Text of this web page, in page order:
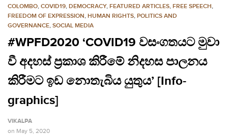
COLOMBO, COVID19, DEMOCRACY, FEATURED ARTICLES, FREE SPEECH,
FREEDOM OF EXPRESSION, HUMAN RIGHTS, POLITICS AND
GOVERNANCE, SOCIAL MEDIA
#WPFD2020 ‘COVID19 වසංගතයට මුවා
වී අදහස් ප්‍රකාශ කිරීමේ නිදහස පාලනය
කිරීමට ඉඩ නොතැබිය යුතුය’ [Info-
graphics]
VIKALPA
on May 5, 2020